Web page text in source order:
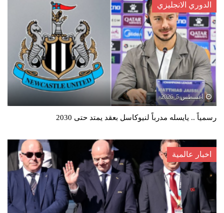
الدوري الانجليزي
أغسطس 5, 2026
رسمياً .. يايسله مدرباً لنيوكاسل بعقد يمتد حتى 2030
اخبار عالمية